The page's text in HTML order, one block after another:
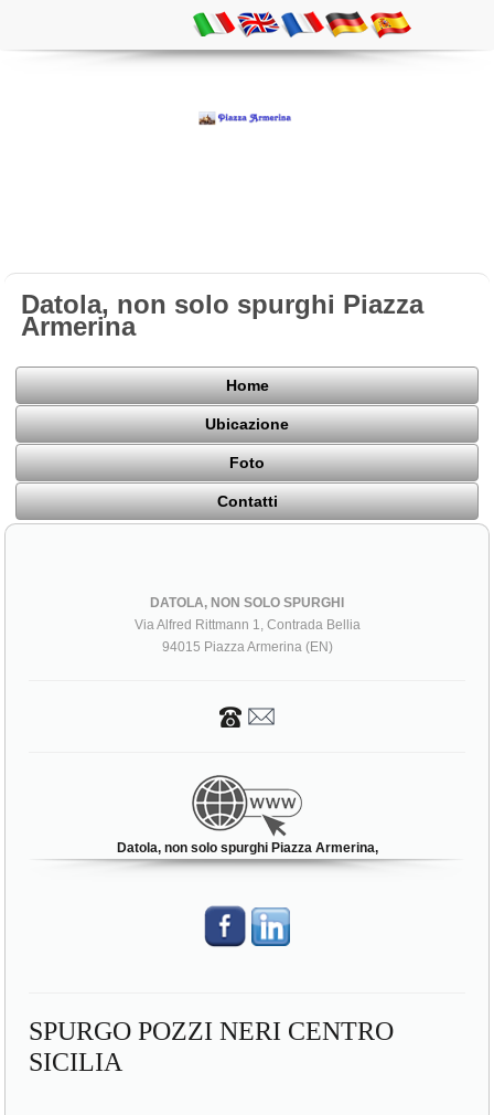
Datola, non solo spurghi Piazza
Armerina
Home
Ubicazione
Foto
Contatti
DATOLA, NON SOLO SPURGHI
Via Alfred Rittmann 1, Contrada Bellia
94015 Piazza Armerina (EN)
Datola, non solo spurghi Piazza Armerina,
SPURGO POZZI NERI CENTRO
SICILIA